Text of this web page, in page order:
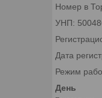
Номер в
УНП:
Дата
Режим
День